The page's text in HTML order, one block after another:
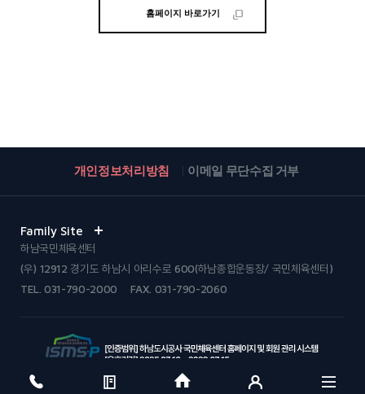
홈페이지 바로가기
개인정보처리방침 이메일 무단수집 거부
Family Site
하남국민체육센터
(우) 12912 경기도 하남시 아리수로 600(하남종합운동장/ 국민체육센터)
TEL.031-790-2000 FAX. 031-790-2060
© Hanam Urban Innovation Corporation. All Rights reserved.